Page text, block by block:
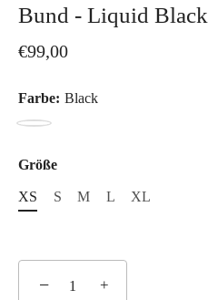
Bund - Liquid Black
€99,00
Farbe: Black
Black
Größe
XS S M L XL
− +